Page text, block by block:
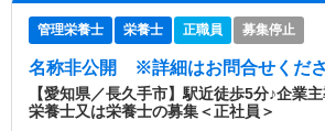
管理栄養士 栄養士 正職員 募集停止
名称非公開 ※詳細はお問合せくだ
【愛知県／長久手市】駅近徒歩5分♪企業
栄養士又は栄養士の募集＜正社員＞